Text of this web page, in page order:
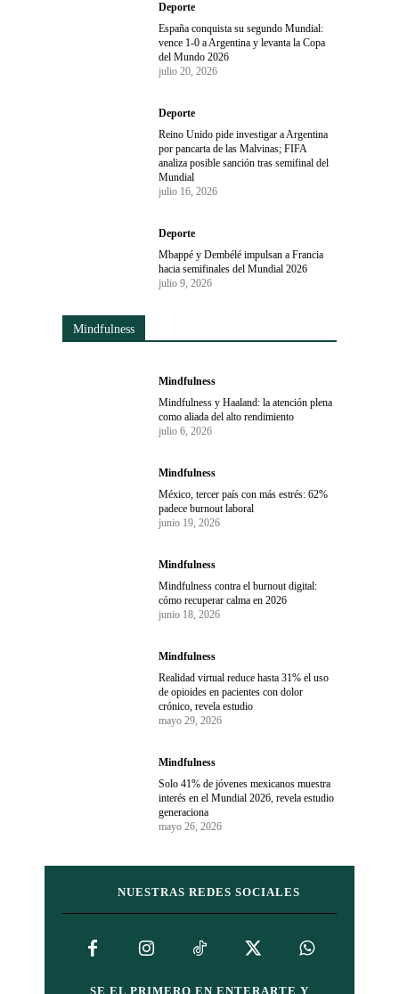
Deporte
España conquista su segundo Mundial:
vence 1-0 a Argentina y levanta la Copa
del Mundo 2026
julio 20, 2026
Deporte
Reino Unido pide investigar a Argentina
por pancarta de las Malvinas; FIFA
analiza posible sanción tras semifinal del
Mundial
julio 16, 2026
Deporte
Mbappé y Dembélé impulsan a Francia
hacia semifinales del Mundial 2026
julio 9, 2026
Mindfulness
Mindfulness
Mindfulness y Haaland: la atención plena
como aliada del alto rendimiento
julio 6, 2026
Mindfulness
México, tercer país con más estrés: 62%
padece burnout laboral
junio 19, 2026
Mindfulness
Mindfulness contra el burnout digital:
cómo recuperar calma en 2026
junio 18, 2026
Mindfulness
Realidad virtual reduce hasta 31% el uso
de opioides en pacientes con dolor
crónico, revela estudio
mayo 29, 2026
Mindfulness
Solo 41% de jóvenes mexicanos muestra
interés en el Mundial 2026, revela estudio
generaciona
mayo 26, 2026
NUESTRAS REDES SOCIALES
SE EL PRIMERO EN ENTERARTE Y